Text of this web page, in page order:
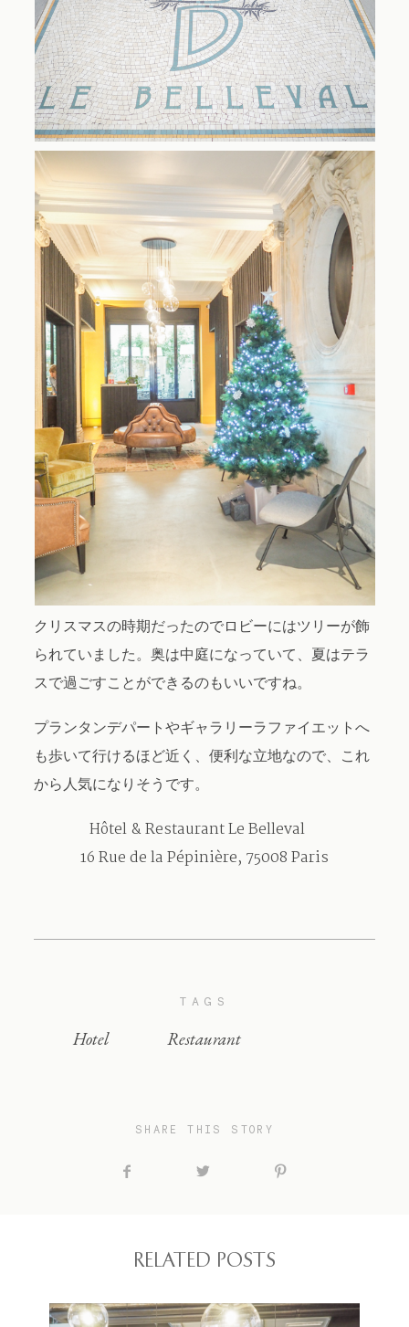
クリスマスの時期だったのでロビーにはツリーが飾
られていました。奥は中庭になっていて、夏はテラ
スで過ごすことができるのもいいですね。
プランタンデパートやギャラリーラファイエットへ
も歩いて行けるほど近く、便利な立地なので、これ
から人気になりそうです。
Hôtel & Restaurant Le Belleval
16 Rue de la Pépinière, 75008 Paris
TAGS
Hotel Restaurant
SHARE THIS STORY
RELATED POSTS